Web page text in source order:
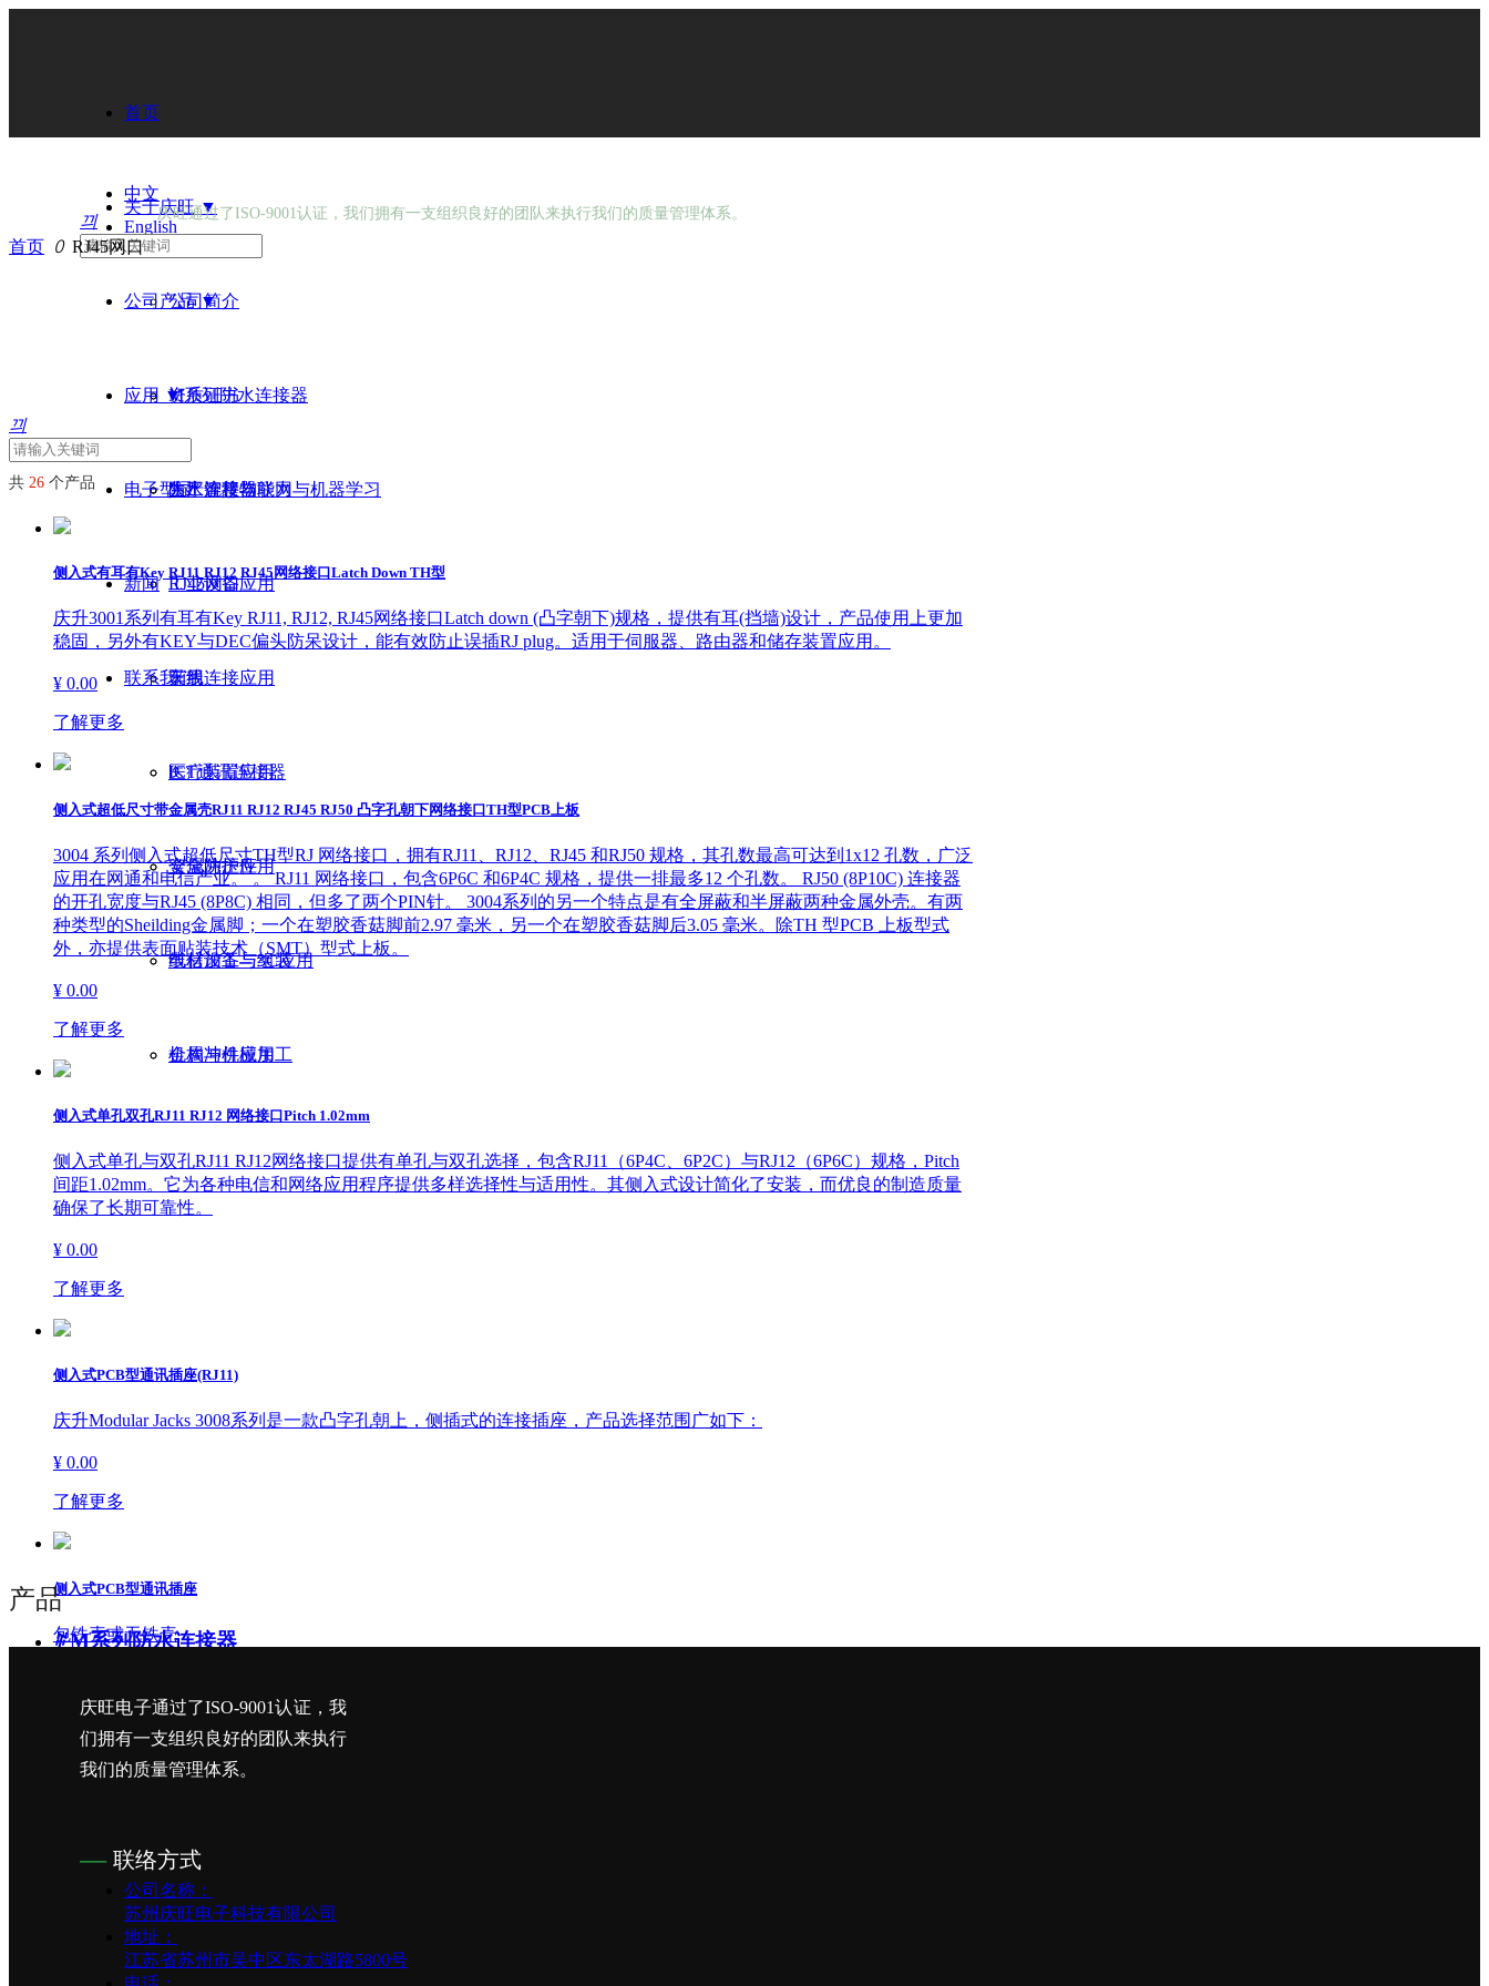
首页
关于庆旺 ▼
公司简介
资质证书
生产流程与能力
公司产品 ▼
M系列防水连接器
防水连接器
RJ45网口
天线
ICT通讯连接器
金属冲压件
线材加工与组装
机构与机械加工
应用 ▼
人工智慧物联网与机器学习
工业设备应用
车用连接应用
医疗装置应用
安全防护应用
电信设备与3C应用
金属冲件应用
电子型录
新闻
联系我们
中文
English
끠 庆旺通过了ISO-9001认证，我们拥有一支组织良好的团队来执行我们的质量管理体系。
首页 ꄲ RJ45网口
끠
共 26 个产品
侧入式有耳有Key RJ11 RJ12 RJ45网络接口Latch Down TH型
庆升3001系列有耳有Key RJ11, RJ12, RJ45网络接口Latch down (凸字朝下)规格，提供有耳(挡墙)设计，产品使用上更加
稳固，另外有KEY与DEC偏头防呆设计，能有效防止误插RJ plug。适用于伺服器、路由器和储存装置应用。
¥ 0.00
了解更多
侧入式超低尺寸带金属壳RJ11 RJ12 RJ45 RJ50 凸字孔朝下网络接口TH型PCB上板
3004 系列侧入式超低尺寸TH型RJ 网络接口，拥有RJ11、RJ12、RJ45 和RJ50 规格，其孔数最高可达到1x12 孔数，广泛
应用在网通和电信产业。 。 RJ11 网络接口，包含6P6C 和6P4C 规格，提供一排最多12 个孔数。 RJ50 (8P10C) 连接器
的开孔宽度与RJ45 (8P8C) 相同，但多了两个PIN针。 3004系列的另一个特点是有全屏蔽和半屏蔽两种金属外壳。有两
种类型的Sheilding金属脚；一个在塑胶香菇脚前2.97 毫米，另一个在塑胶香菇脚后3.05 毫米。除TH 型PCB 上板型式
外，亦提供表面贴装技术（SMT）型式上板。
¥ 0.00
了解更多
侧入式单孔双孔RJ11 RJ12 网络接口Pitch 1.02mm
侧入式单孔与双孔RJ11 RJ12网络接口提供有单孔与双孔选择，包含RJ11（6P4C、6P2C）与RJ12（6P6C）规格，Pitch
间距1.02mm。它为各种电信和网络应用程序提供多样选择性与适用性。其侧入式设计简化了安装，而优良的制造质量
确保了长期可靠性。
¥ 0.00
了解更多
侧入式PCB型通讯插座(RJ11)
庆升Modular Jacks 3008系列是一款凸字孔朝上，侧插式的连接插座，产品选择范围广如下：
¥ 0.00
了解更多
侧入式PCB型通讯插座
包铁壳或无铁壳
了解更多
有耳或无耳
产品
ꄶ M系列防水连接器
M9防水连接器
件式连接器
M23防水接头
防水连接器
庆旺电子通过了ISO-9001认证，我
们拥有一支组织良好的团队来执行
我们的质量管理体系。
— 联络方式
公司名称：
苏州庆旺电子科技有限公司
地址：
江苏省苏州市吴中区东太湖路5800号